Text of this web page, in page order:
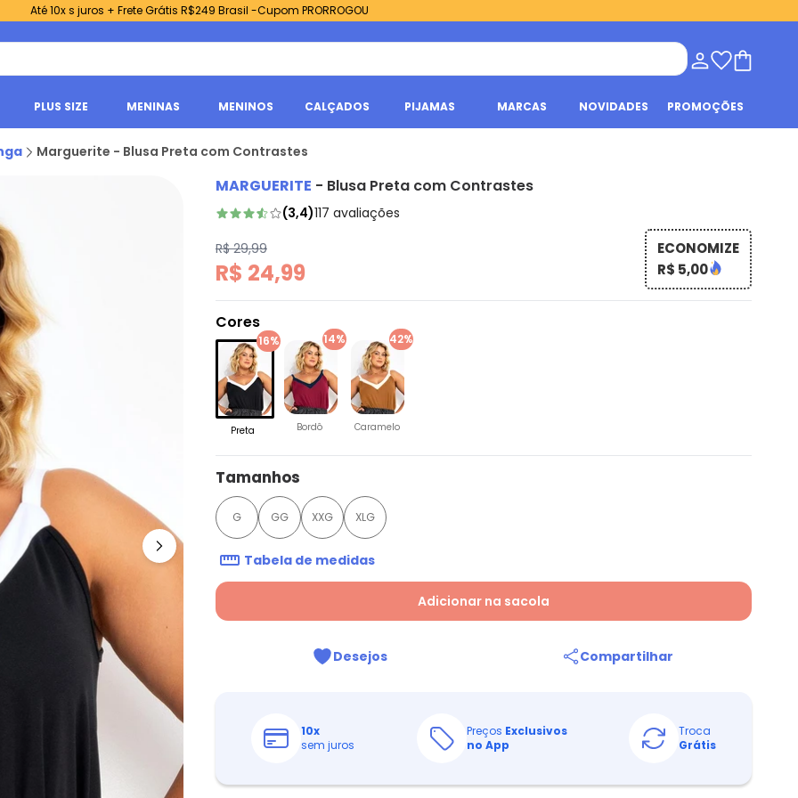
Até 10x s juros + Frete Grátis R$249 Brasil -Cupom PRORROGOU
PLUS SIZE MENINAS MENINOS CALÇADOS PIJAMAS MARCAS NOVIDADES PROMOÇÕES
Marguerite - Blusa Preta com Contrastes
MARGUERITE - Blusa Preta com Contrastes
(3,4)117 avaliações
R$ 29,99
R$ 24,99
ECONOMIZE
R$ 5,00
Cores
16%
Preta
14%
Bordô
42%
Caramelo
Tamanhos
G GG XXG XLG
Tabela de medidas
Adicionar na sacola
Desejos Compartilhar
10x
sem juros
Preços Exclusivos
no App
Troca
Grátis